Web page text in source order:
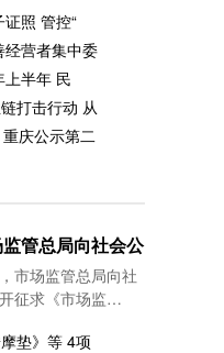
照 管控“
营者集中委
半年 民
打击行动 从
庆公示第二
管总局向社会公
市场监管总局向社
征求《市场监…
垫》等 4项